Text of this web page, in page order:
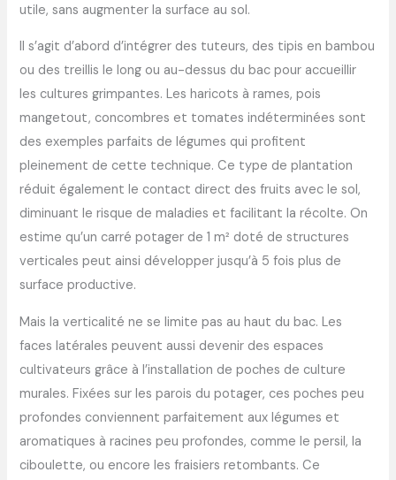
utile, sans augmenter la surface au sol.
Il s’agit d’abord d’intégrer des tuteurs, des tipis en bambou
ou des treillis le long ou au-dessus du bac pour accueillir
les cultures grimpantes. Les haricots à rames, pois
mangetout, concombres et tomates indéterminées sont
des exemples parfaits de légumes qui profitent
pleinement de cette technique. Ce type de plantation
réduit également le contact direct des fruits avec le sol,
diminuant le risque de maladies et facilitant la récolte. On
estime qu’un carré potager de 1 m² doté de structures
verticales peut ainsi développer jusqu’à 5 fois plus de
surface productive.
Mais la verticalité ne se limite pas au haut du bac. Les
faces latérales peuvent aussi devenir des espaces
cultivateurs grâce à l’installation de poches de culture
murales. Fixées sur les parois du potager, ces poches peu
profondes conviennent parfaitement aux légumes et
aromatiques à racines peu profondes, comme le persil, la
ciboulette, ou encore les fraisiers retombants. Ce